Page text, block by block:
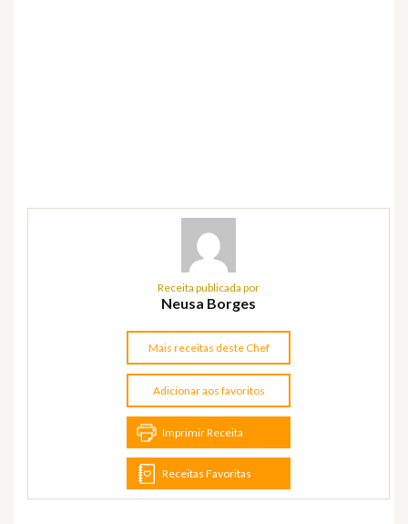
Receita publicada por
Neusa Borges
Mais receitas deste Chef
Adicionar aos favoritos
Imprimir Receita
Receitas Favoritas